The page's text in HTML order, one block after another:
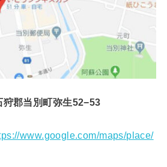
郡当別町弥生52−53
www.google.com/maps/place/